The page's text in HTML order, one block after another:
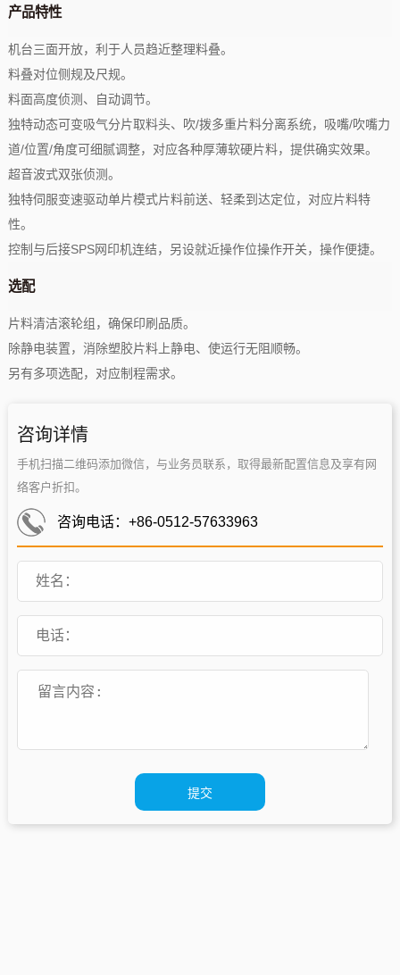
产品特性
机台三面开放，利于人员趋近整理料叠。
料叠对位侧规及尺规。
料面高度侦测、自动调节。
独特动态可变吸气分片取料头、吹/拨多重片料分离系统，吸嘴/吹嘴力
道/位置/角度可细腻调整，对应各种厚薄软硬片料，提供确实效果。
超音波式双张侦测。
独特伺服变速驱动单片模式片料前送、轻柔到达定位，对应片料特
性。
控制与后接SPS网印机连结，另设就近操作位操作开关，操作便捷。
选配
片料清洁滚轮组，确保印刷品质。
除静电装置，消除塑胶片料上静电、使运行无阻顺畅。
另有多项选配，对应制程需求。
咨询详情
手机扫描二维码添加微信，与业务员联系，取得最新配置信息及享有网
络客户折扣。
咨询电话：+86-0512-57633963